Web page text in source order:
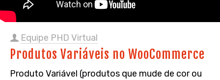
Equipe PHD Virtual
Produtos Variáveis no WooCommerce
Produto Variável (produtos que mude de cor ou